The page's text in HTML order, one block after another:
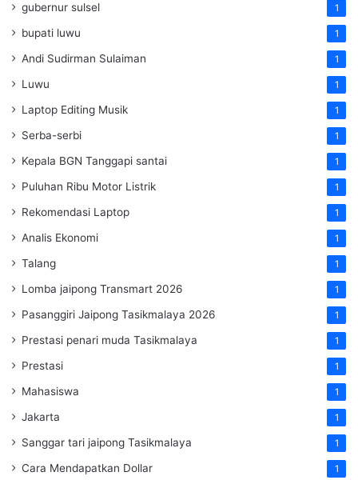
gubernur sulsel 1
bupati luwu 1
Andi Sudirman Sulaiman 1
Luwu 1
Laptop Editing Musik 1
Serba-serbi 1
Kepala BGN Tanggapi santai 1
Puluhan Ribu Motor Listrik 1
Rekomendasi Laptop 1
Analis Ekonomi 1
Talang 1
Lomba jaipong Transmart 2026 1
Pasanggiri Jaipong Tasikmalaya 2026 1
Prestasi penari muda Tasikmalaya 1
Prestasi 1
Mahasiswa 1
Jakarta 1
Sanggar tari jaipong Tasikmalaya 1
Cara Mendapatkan Dollar 1